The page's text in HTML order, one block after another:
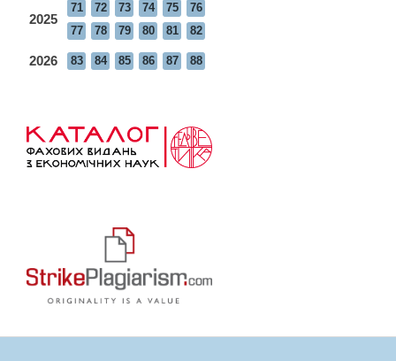
2025
71 72 73 74 75
76
77
78 79 80 81 82
2026 83 84 85 86 87 88